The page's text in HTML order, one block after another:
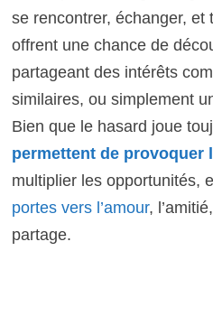
se rencontrer, échanger, et
offrent une chance de
partageant des intérêts
similaires, ou simplement
Bien que le hasard joue
permettent de provoquer
multiplier les opportunités,
portes vers l’amour,
partage.